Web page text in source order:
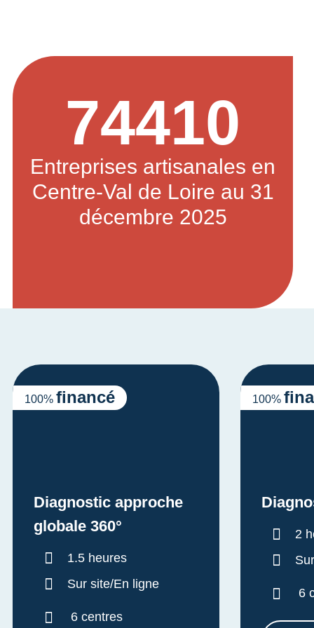
74410
Entreprises artisanales en
Centre-Val de Loire au 31
décembre 2025
Diagnostic approche
globale 360°
Durée :
1.5 heures
Sur site/En ligne
6 centres
100% financé
2
6
100%